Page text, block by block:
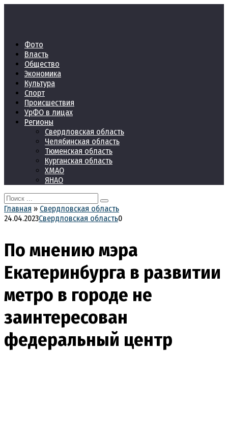
Фото
Власть
Общество
Экономика
Культура
Спорт
Происшествия
УрФО в лицах
Регионы
Свердловская область
Челябинская область
Тюменская область
Курганская область
ХМАО
ЯНАО
Search
for:
Главная » Свердловская область
24.04.2023Свердловская область0
По мнению мэра
Екатеринбурга в развитии
метро в городе не
заинтересован
федеральный центр